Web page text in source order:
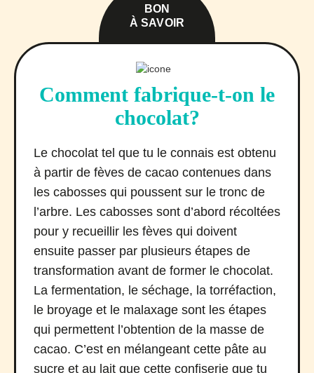
BON
À SAVOIR
Comment fabrique-t-on le
chocolat?
Le chocolat tel que tu le connais est obtenu
à partir de fèves de cacao contenues dans
les cabosses qui poussent sur le tronc de
l’arbre. Les cabosses sont d’abord récoltées
pour y recueillir les fèves qui doivent
ensuite passer par plusieurs étapes de
transformation avant de former le chocolat.
La fermentation, le séchage, la torréfaction,
le broyage et le malaxage sont les étapes
qui permettent l’obtention de la masse de
cacao. C’est en mélangeant cette pâte au
sucre et au lait que cette confiserie que tu